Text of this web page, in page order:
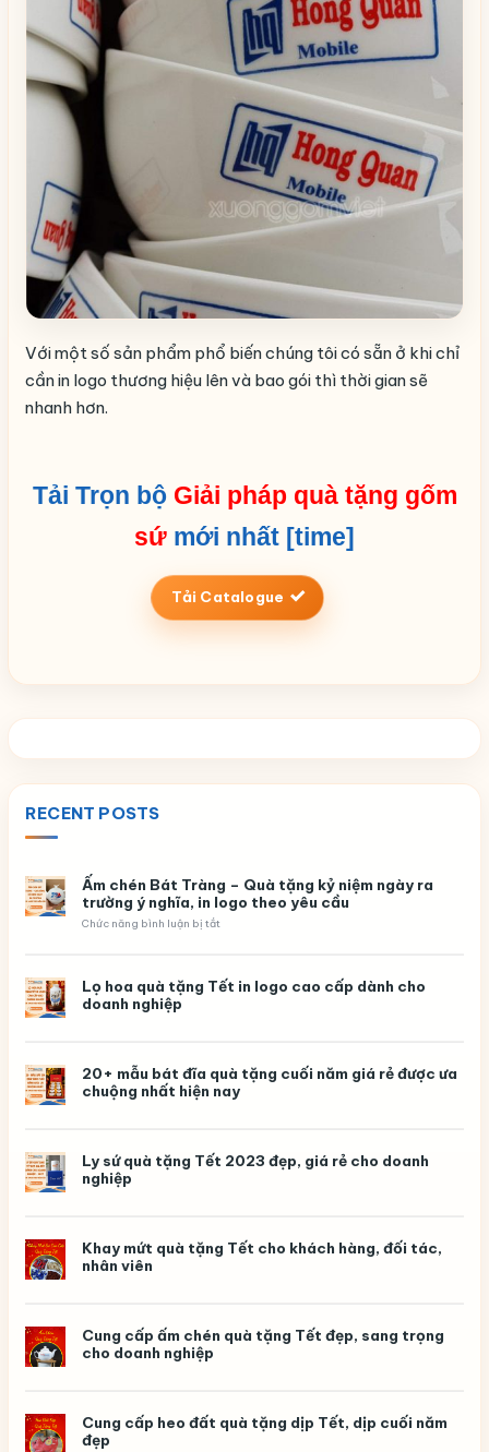
Với một số sản phẩm phổ biến chúng tôi có sẵn ở khi chỉ
cần in logo thương hiệu lên và bao gói thì thời gian sẽ
nhanh hơn.
Tải Trọn bộ Giải pháp quà tặng gốm
sứ mới nhất [time]
Tải Catalogue
RECENT POSTS
Ấm chén Bát Tràng – Quà tặng kỷ niệm ngày ra
trường ý nghĩa, in logo theo yêu cầu
Chức năng bình luận bị tắt
Tràng
–
ra
trường
theo
Lọ hoa quà tặng Tết in logo cao cấp dành cho
doanh nghiệp
20+ mẫu bát đĩa quà tặng cuối năm giá rẻ được ưa
chuộng nhất hiện nay
Ly sứ quà tặng Tết 2023 đẹp, giá rẻ cho doanh
nghiệp
Khay mứt quà tặng Tết cho khách hàng, đối tác,
nhân viên
Cung cấp ấm chén quà tặng Tết đẹp, sang trọng
cho doanh nghiệp
Cung cấp heo đất quà tặng dịp Tết, dịp cuối năm
đẹp